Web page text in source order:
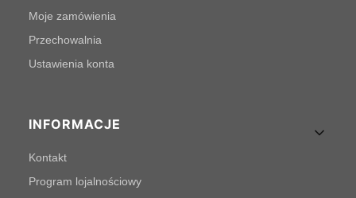
Moje zamówienia
Przechowalnia
Ustawienia konta
INFORMACJE
Kontakt
Program lojalnościowy